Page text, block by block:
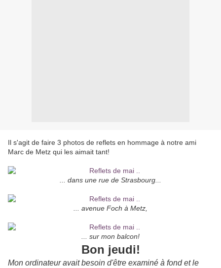
Il s'agit de faire 3 photos de reflets en hommage à notre ami
Marc de Metz qui les aimait tant!
... dans une rue de Strasbourg...
... avenue Foch à Metz,
... sur mon balcon!
Bon jeudi!
Mon ordinateur avait besoin d'être examiné à fond et le